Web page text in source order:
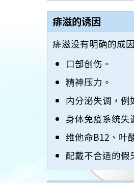
痱滋的诱因
痱滋没有明确的成
口部创伤。
精神压力。
内分泌失调，例
身体免疫系统失
维他命B12、叶
配戴不合适的假